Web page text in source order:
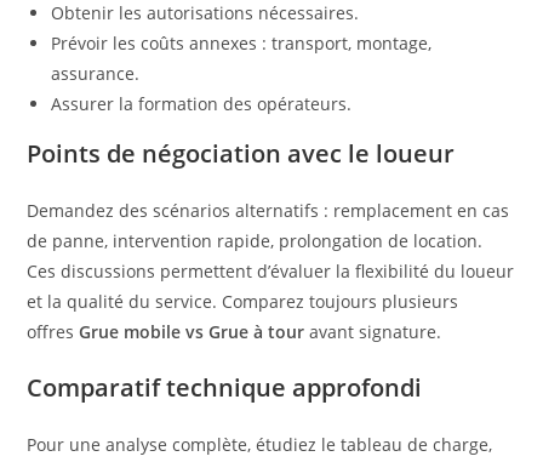
Obtenir les autorisations nécessaires.
Prévoir les coûts annexes : transport, montage,
assurance.
Assurer la formation des opérateurs.
Points de négociation avec le loueur
Demandez des scénarios alternatifs : remplacement en cas
de panne, intervention rapide, prolongation de location.
Ces discussions permettent d’évaluer la flexibilité du loueur
et la qualité du service. Comparez toujours plusieurs
offresGrue mobile vs Grue à tour avant signature.
Comparatif technique approfondi
Pour une analyse complète, étudiez le tableau de charge,